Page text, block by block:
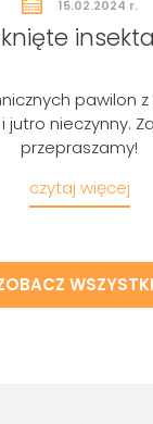
15.02.2024 r.
pawilon
jutro nieczynny.
przepraszamy!
czytaj więcej